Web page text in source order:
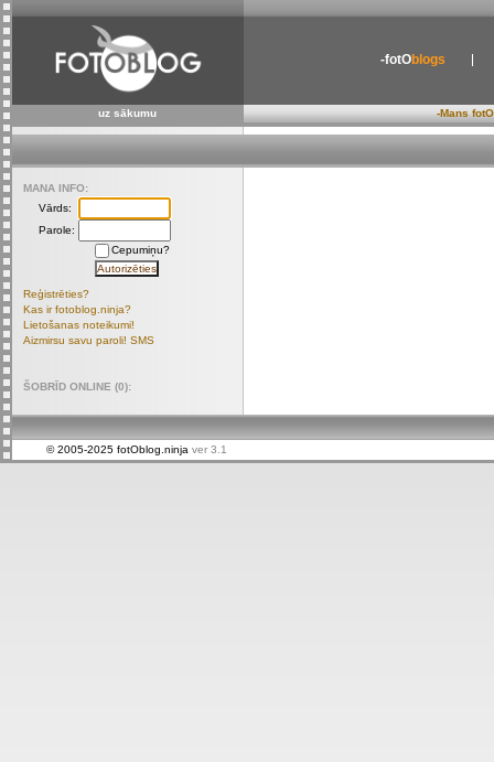
-fotOblogs
uz sākumu -Mans
MANA INFO:
Vārds:
Parole:
Cepumiņu?
Reģistrēties?
Kas ir fotoblog.ninja?
Lietošanas noteikumi!
Aizmirsu savu paroli! SMS
ŠOBRĪD ONLINE (0):
© 2005-2025 fotOblog.ninja ver 3.1